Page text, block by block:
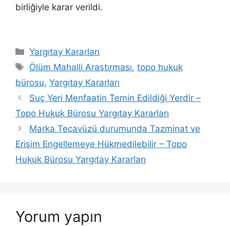
birliğiyle karar verildi.
Kategoriler
Yargıtay Kararları
Etiketler
Ölüm Mahalli Araştırması,topo hukuk
bürosu, Yargıtay Kararları
Yazı
dolaşımı
Suç Yeri Menfaatin Temin Edildiği Yerdir –
Topo Hukuk Bürosu Yargıtay Kararları
Marka Tecavüzü durumunda Tazminat ve
Erişim Engellemeye Hükmedilebilir – Topo
Hukuk Bürosu Yargıtay Kararları
Yorum yapın